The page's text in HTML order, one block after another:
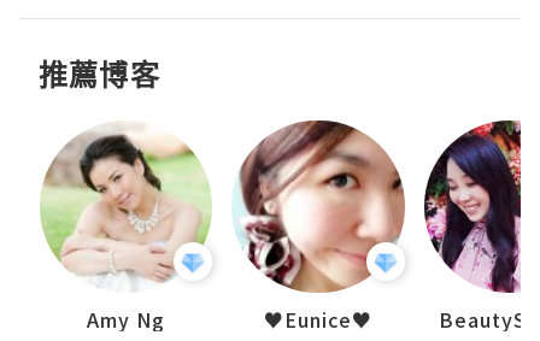
推薦博客
Amy Ng ♥Eunice♥